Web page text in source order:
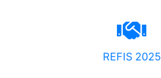
REFIS 2025